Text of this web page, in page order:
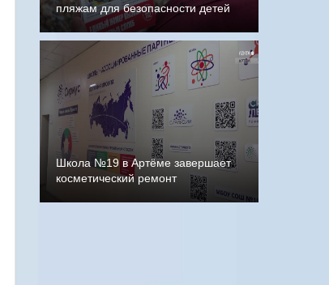
пляжам для безопасности детей
Школа №19 в Артёме завершает
косметический ремонт